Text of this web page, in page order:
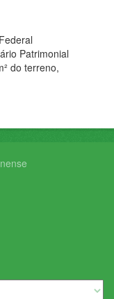
Patrimonial
do terreno,